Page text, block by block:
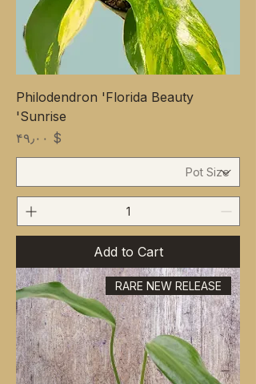
Philodendron 'Florida Beauty
Sunrise'
Price
$ ۴۹٫۰۰
Add to Cart
RARE NEW RELEASE